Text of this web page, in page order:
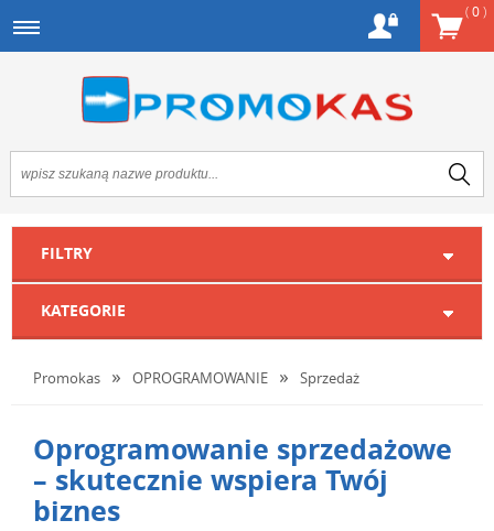
(0)
FILTRY
KATEGORIE
Promokas OPROGRAMOWANIE Sprzedaż
Oprogramowanie sprzedażowe
– skutecznie wspiera Twój
biznes